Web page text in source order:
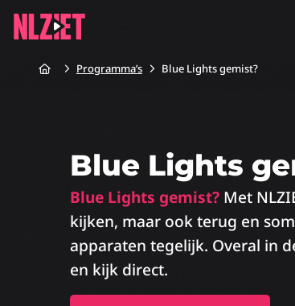
HomeProgramma’s Blue Lights gemist?
Blue Lights
Blue Lights gemist? Met
kijken, maar ook terug en
apparaten tegelijk. Overal in
en kijk direct.